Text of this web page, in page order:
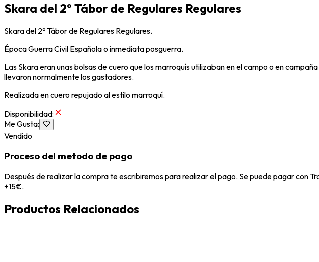
Skara del 2º Tábor de Regulares Regulares
Skara del 2º Tábor de Regulares Regulares.
Época Guerra Civil Española o inmediata posguerra.
Las Skara eran unas bolsas de cuero que los marroquís utilizaban en el campo o en
llevaron normalmente los gastadores.
Realizada en cuero repujado al estilo marroquí.
Disponibilidad:
Me Gusta:
Vendido
Proceso del metodo de pago
Después de realizar la compra te escribiremos para realizar el pago. Se puede pagar con
+15€.
Productos Relacionados